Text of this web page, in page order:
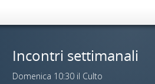
Incontri settimanali
Domenica 10:30 il Culto